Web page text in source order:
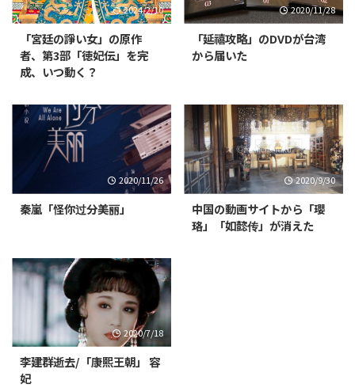
2024/2/10
「宮廷の諍い女」の原作
者、第3部「徳妃伝」を完
成、いつ動く？
2020/11/28
「延禧攻略」のDVDが台湾
から届いた
2020/11/26
秦嵐「怪你过分美丽」
2020/9/30
中国の動画サイトから「瓔
珞」「如懿传」が消えた
2020/7/18
李建群逝去/「康熙王朝」 容
妃